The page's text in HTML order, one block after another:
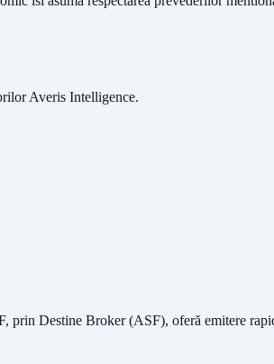
Averis Intelligence.
, prin Destine Broker (ASF), oferă emitere